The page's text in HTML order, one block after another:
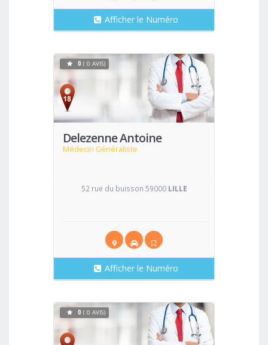
Afficher le Numéro
Delezenne Antoine
Médecin Généraliste
Voir
0 ( 0 AVIS)
52 rue du buisson 59000 LILLE
Afficher le Numéro
Voir
0 ( 0 AVIS)